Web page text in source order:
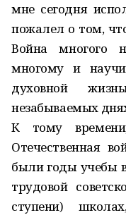
мне сегодня
пожалел о том,
Война многого
многому и
духовной
незабываемых
К тому
Отечественная
были годы учебы
трудовой
ступени)